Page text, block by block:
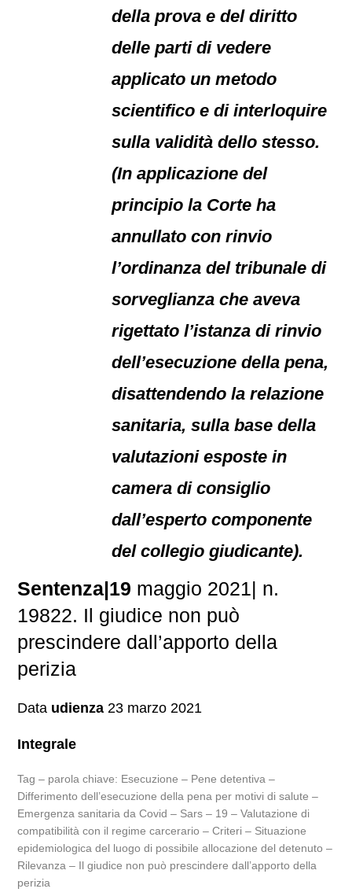
della prova e del diritto
delle parti di vedere
applicato un metodo
scientifico e di interloquire
sulla validità dello stesso.
(In applicazione del
principio la Corte ha
annullato con rinvio
l’ordinanza del tribunale di
sorveglianza che aveva
rigettato l’istanza di rinvio
dell’esecuzione della pena,
disattendendo la relazione
sanitaria, sulla base della
valutazioni esposte in
camera di consiglio
dall’esperto componente
del collegio giudicante).
Sentenza|19 maggio 2021| n.
19822. Il giudice non può
prescindere dall’apporto della
perizia
Data udienza 23 marzo 2021
Integrale
Tag – parola chiave: Esecuzione – Pene detentiva –
Differimento dell’esecuzione della pena per motivi di salute –
Emergenza sanitaria da Covid – Sars – 19 – Valutazione di
compatibilità con il regime carcerario – Criteri – Situazione
epidemiologica del luogo di possibile allocazione del detenuto –
Rilevanza – Il giudice non può prescindere dall’apporto della
perizia